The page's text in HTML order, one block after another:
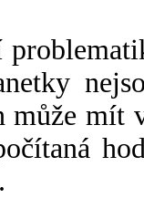
může mít